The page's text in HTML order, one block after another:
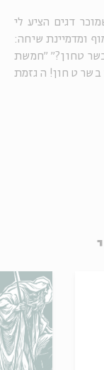
דגים הציע לי
ומדמיינת שיחה:
בשר טחון?" "חמשת
בשר טחון! הגזמת